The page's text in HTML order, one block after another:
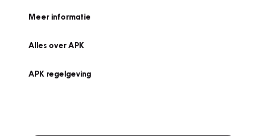
Meer informatie
Alles over APK
APK regelgeving